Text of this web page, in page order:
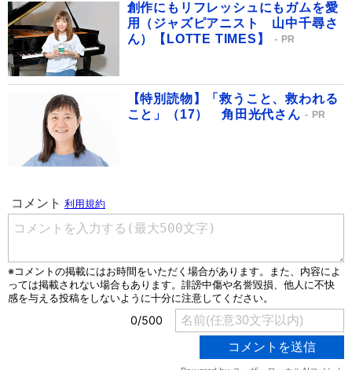
創作にもリフレッシュにもガムを愛
用（ジャズピアニスト 山中千尋さ
ん）【LOTTE TIMES】
PR
【特別読物】「救うこと、救われる
こと」（17） 角田光代さん
PR